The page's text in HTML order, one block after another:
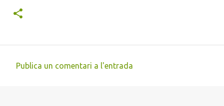
Publica un comentari a l'entrada